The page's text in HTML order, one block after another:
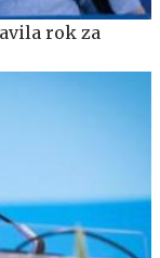
rok za